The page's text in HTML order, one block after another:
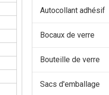
Autocollant adhésif
Bocaux de verre
Bouteille de verre
Sacs d'emballage